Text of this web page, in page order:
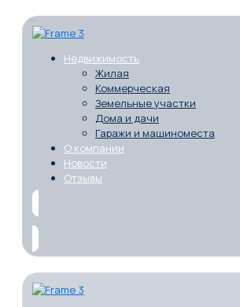
Недвижимость
Жилая
Коммерческая
Земельные участки
Дома и дачи
Гаражи и машиноместа
О компании
Новости
Отзывы